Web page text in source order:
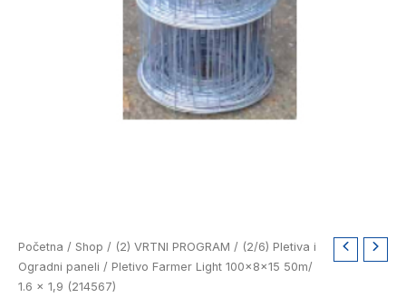
Početna / Shop / (2) VRTNI PROGRAM / (2/6) Pletiva i
Ogradni paneli / Pletivo Farmer Light 100x8x15 50m/
1.6 x 1,9 (214567)
Pletivo
Farmer
Light